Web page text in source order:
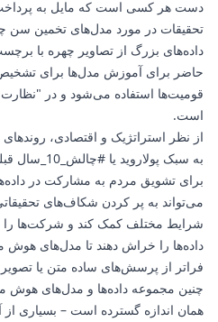
دست هر کسی است که مایل به
تحقیقات در مورد مدل‌های تخمین سن
داده‌های بزرگ از تصاویر چهره با
حاضر برای آموزش مدل‌ها برای تشخیص
قومیت‌ها استفاده می‌شود و در
است.
از نظر استراتژیک و اقتصادی،
به سبک
برای تشویق مردم به مشارکت در
می‌تواند به پر کردن شکاف‌های
شرایط مختلف کمک کند و شرکت‌ها را
داده‌ها را خراش دهند تا مدل‌های هوش
فراتر از پرسش‌های ساده متن یا
چنین مجموعه داده‌ها و مدل‌های
همان اندازه گسترده است – بسیاری از